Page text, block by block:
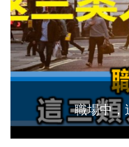
職場中，